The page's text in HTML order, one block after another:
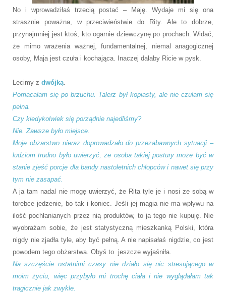
No i wprowadziłaś trzecią postać – Maję. Wydaje mi się ona
strasznie poważna, w przeciwieństwie do Rity. Ale to dobrze,
przynajmniej jest ktoś, kto ogarnie dziewczynę po prochach. Widać,
że mimo wrażenia ważnej, fundamentalnej, niemal anagogicznej
osoby, Maja jest czuła i kochająca. Inaczej dałaby Ricie w pysk.
Lecimy z dwójką
Pomacałam się po brzuchu. Talerz był kopiasty, ale nie czułam się
pełna.
Czy kiedykolwiek się porządnie najedliśmy?
Nie. Zawsze było miejsce.
Moje obżarstwo nieraz doprowadzało do przezabawnych sytuacji –
ludziom trudno było uwierzyć, że osoba takiej postury może być w
stanie zjeść porcje dla bandy nastoletnich chłopców i nawet się przy
tym nie zasapać.
A ja tam nadal nie mogę uwierzyć, że Rita tyle je i nosi ze sobą w
torebce jedzenie, bo tak i koniec. Jeśli jej magia nie ma wpływu na
ilość pochłanianych przez nią produktów, to ja tego nie kupuję. Nie
wyobrażam sobie, że jest statystyczną mieszkanką Polski, która
nigdy nie zjadła tyle, aby być pełną. A nie napisałaś nigdzie, co jest
powodem tego obżarstwa. Obyś to jeszcze wyjaśniła.
Na szczęście ostatnimi czasy nie działo się nic stresującego w
moim życiu, więc przybyło mi trochę ciała i nie wyglądałam tak
tragicznie jak zwykle.